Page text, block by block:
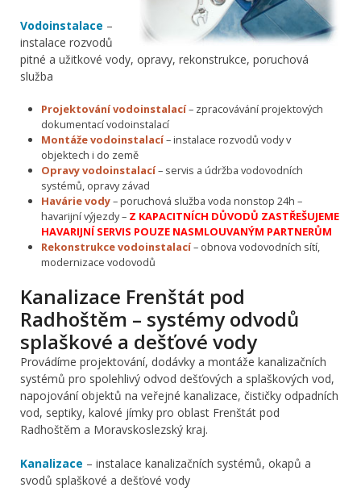
Vodoinstalace –
instalace rozvodů
pitné a užitkové vody, opravy, rekonstrukce, poruchová
služba
Projektování vodoinstalací– zpracovávání projektových
dokumentací vodoinstalací
Montáže vodoinstalací– instalace rozvodů vody v
objektech i do země
Opravy vodoinstalací– servis a údržba vodovodních
systémů, opravy závad
Havárie vody– poruchová služba voda nonstop 24h –
havarijní výjezdy – Z KAPACITNÍCH DŮVODŮ ZASTŘEŠUJEME
HAVARIJNÍ SERVIS POUZE NASMLOUVANÝM PARTNERŮM
Rekonstrukce vodoinstalací– obnova vodovodních sítí,
modernizace vodovodů
Kanalizace Frenštát pod
Radhoštěm – systémy odvodů
splaškové a dešťové vody
Provádíme projektování, dodávky a montáže kanalizačních
systémů pro spolehlivý odvod dešťových a splaškových vod,
napojování objektů na veřejné kanalizace, čističky odpadních
vod, septiky, kalové jímky pro oblast Frenštát pod
Radhoštěm a Moravskoslezský kraj.
Kanalizace – instalace kanalizačních systémů, okapů a
svodů splaškové a dešťové vody